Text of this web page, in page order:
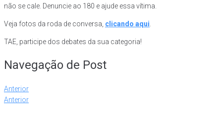
não se cale. Denuncie ao 180 e ajude essa vítima.
Veja fotos da roda de conversa, clicando aqui.
TAE, participe dos debates da sua categoria!
Navegação de Post
Anterior
Anterior